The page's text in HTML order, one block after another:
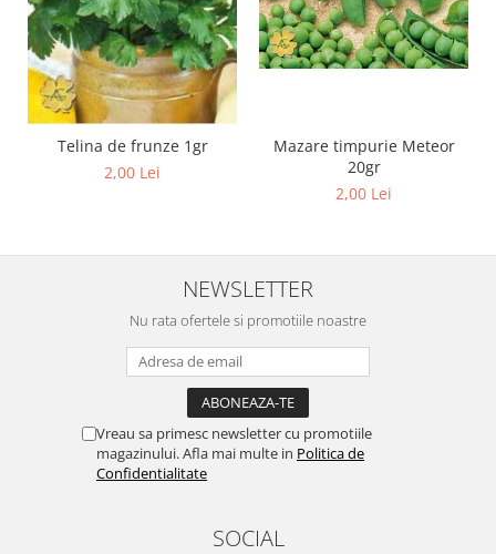
Telina de frunze 1gr
2,00 Lei
Mazare timpurie Meteor
20gr
2,00 Lei
NEWSLETTER
Nu rata ofertele si promotiile noastre
Vreau sa primesc newsletter cu promotiile
magazinului. Afla mai multe in Politica de
Confidentialitate
SOCIAL